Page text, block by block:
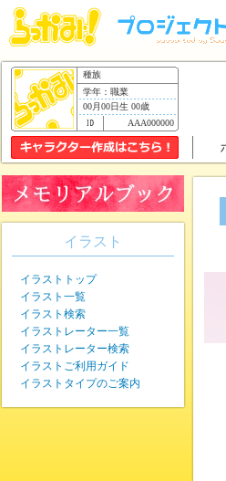
種族
学年：職業
00月00日生 00歳
AAA000000
イラスト
イラストトップ
イラスト一覧
イラスト検索
イラストレーター一覧
イラストレーター検索
イラストご利用ガイド
イラストタイプのご案内